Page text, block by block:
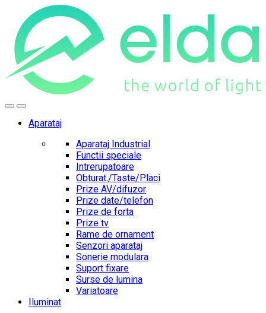
navigation
content
Aparataj
Aparataj Industrial
Functii speciale
Intrerupatoare
Obturat./Taste/Placi
Prize AV/difuzor
Prize date/telefon
Prize de forta
Prize tv
Rame de ornament
Senzori aparataj
Sonerie modulara
Suport fixare
Surse de lumina
Variatoare
Iluminat